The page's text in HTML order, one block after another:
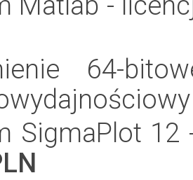
64-
SigmaPlot